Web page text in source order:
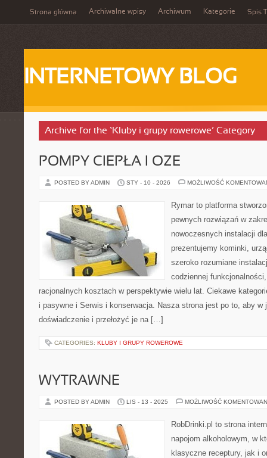
Strona główna Archiwalne wpisy Archiwum Kategorie Spis
INTERNETOWY BLOG
Archive for the ‘Kluby i grupy rowerowe’ Category
POMPY CIEPŁA I OZE
POSTED BY ADMIN STY - 10 - 2026 MOŻLIWOŚĆ
Rymar to platforma
pewnych rozwiązań w
nowoczesnych instalacji
prezentujemy kominki,
szeroko rozumiane
codziennej
racjonalnych kosztach w perspektywie wielu lat. Ciekawe
i pasywne i Serwis i konserwacja. Nasza strona jest po to, aby w
doświadczenie i przełożyć je na […]
CATEGORIES: KLUBY I GRUPY ROWEROWE
WYTRAWNE
POSTED BY ADMIN LIS - 13 - 2025 MOŻLIWOŚĆ
RobDrinki.pl to strona
napojom alkoholowym, w
klasyczne receptury, jak i